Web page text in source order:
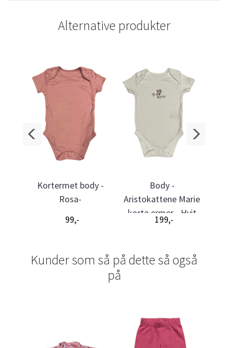
Alternative produkter
Kortermet body -
Rosa-
99,-
Body -
Aristokattene Marie
korte ermer - Hvit
199,-
Kunder som så på dette så også
på